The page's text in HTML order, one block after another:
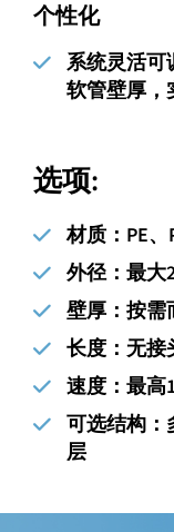
个性化
系统灵活可
软管壁厚，
选项:
材质： PE
外径： 最大
壁厚： 按需
长度 ：无
速度 ：最
可选结构：
层